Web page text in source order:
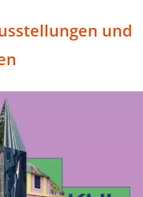
und